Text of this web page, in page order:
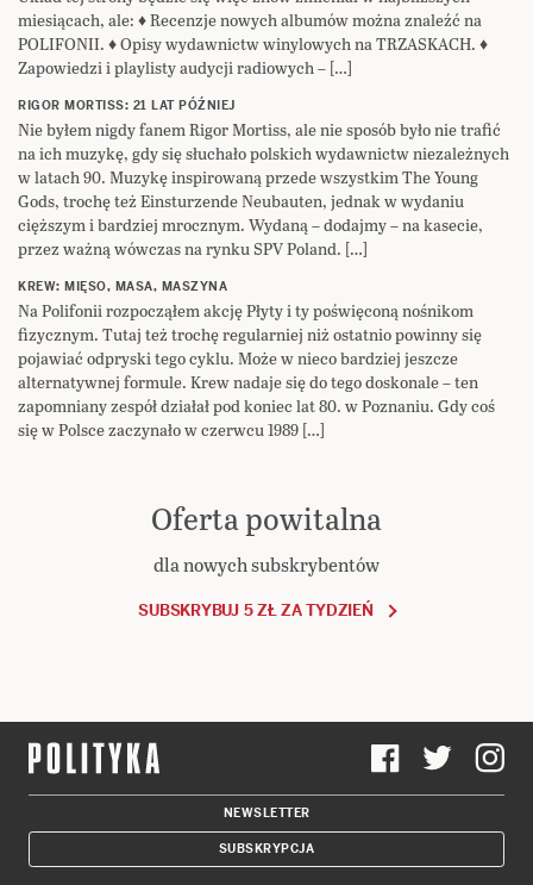
miesiącach, ale: ♦ Recenzje nowych albumów można znaleźć na
POLIFONII. ♦ Opisy wydawnictw winylowych na TRZASKACH. ♦
Zapowiedzi i playlisty audycji radiowych – […]
RIGOR MORTISS: 21 LAT PÓŹNIEJ
Nie byłem nigdy fanem Rigor Mortiss, ale nie sposób było nie trafić
na ich muzykę, gdy się słuchało polskich wydawnictw niezależnych
w latach 90. Muzykę inspirowaną przede wszystkim The Young
Gods, trochę też Einsturzende Neubauten, jednak w wydaniu
cięższym i bardziej mrocznym. Wydaną – dodajmy – na kasecie,
przez ważną wówczas na rynku SPV Poland. […]
KREW: MIĘSO, MASA, MASZYNA
Na Polifonii rozpocząłem akcję Płyty i ty poświęconą nośnikom
fizycznym. Tutaj też trochę regularniej niż ostatnio powinny się
pojawiać odpryski tego cyklu. Może w nieco bardziej jeszcze
alternatywnej formule. Krew nadaje się do tego doskonale – ten
zapomniany zespół działał pod koniec lat 80. w Poznaniu. Gdy coś
się w Polsce zaczynało w czerwcu 1989 […]
Oferta powitalna
dla nowych subskrybentów
SUBSKRYBUJ 5 ZŁ ZA TYDZIEŃ
NEWSLETTER
SUBSKRYPCJA